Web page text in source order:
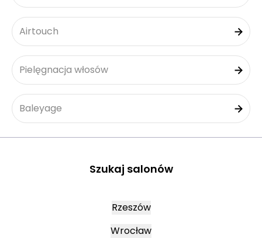
Airtouch
Pielęgnacja włosów
Baleyage
Szukaj salonów
Rzeszów
Wrocław